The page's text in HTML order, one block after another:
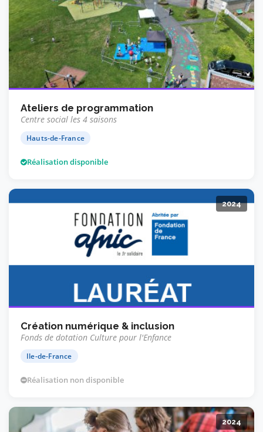
Ateliers de programmation
Centre social les 4 saisons
Hauts-de-France
Réalisation disponible
2024
Création numérique & inclusion
Fonds de dotation Culture pour l'Enfance
Ile-de-France
Réalisation non disponible
2024